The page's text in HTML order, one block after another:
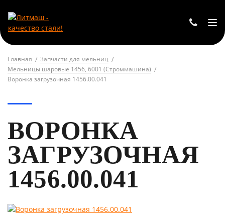
Главная
Запчасти для мельниц
Мельницы шаровые 1456, 6001 (Строммашина)
Воронка загрузочная 1456.00.041
ВОРОНКА
ЗАГРУЗОЧНАЯ
1456.00.041